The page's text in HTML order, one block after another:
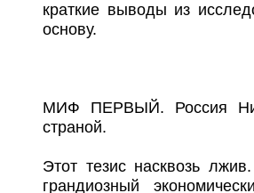
краткие выводы из
основу.
МИФ ПЕРВЫЙ. Россия
страной.
Этот тезис насквозь
грандиозный